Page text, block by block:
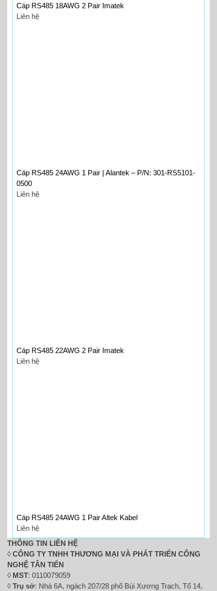
Cáp RS485 18AWG 2 Pair Imatek
Liên hệ
Cáp RS485 24AWG 1 Pair | Alantek – P/N: 301-RS5101-
0500
Liên hệ
Cáp RS485 22AWG 2 Pair Imatek
Liên hệ
Cáp RS485 24AWG 1 Pair Altek Kabel
Liên hệ
THÔNG TIN LIÊN HỆ
◊CÔNG TY TNHH THƯƠNG MẠI VÀ PHÁT TRIỂN CÔNG
NGHỆ TÂN TIẾN
◊ MST: 0110079059
◊Trụ sở: Nhà 6A, ngách 207/28 phố Bùi Xương Trạch, Tổ 14,